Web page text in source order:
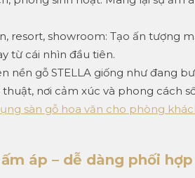
resort, showroom: Tạo ấn tượng
từ cái nhìn đầu tiên.
nền gỗ STELLA giống như đang
nơi cảm xúc và phong cách
sàn gỗ hoa văn cho phòng
áp – dễ dàng phối hợp